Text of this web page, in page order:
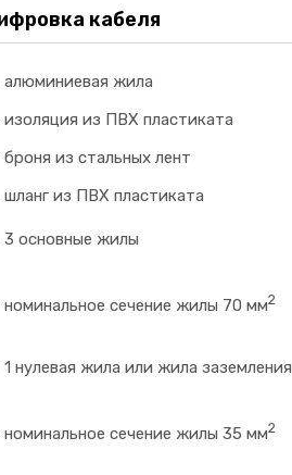
кабеля
алюминиевая жила
изоляция из ПВХ пластиката
броня из стальных лент
шланг из ПВХ пластиката
3 основные жилы
номинальное сечение жилы 70 мм2
1 нулевая жила или жила заземления
номинальное сечение жилы 35 мм2